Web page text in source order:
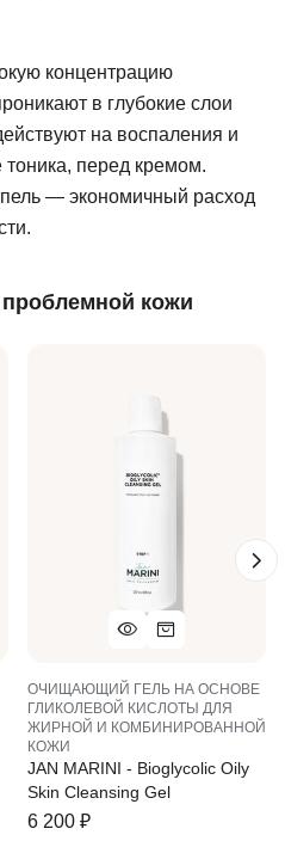
концентрацию
в глубокие слои
на воспаления и
тоника, перед кремом.
— экономичный расход
кожи
ОЧИЩАЮЩИЙ ГЕЛЬ НА ОСНОВЕ
ГЛИКОЛЕВОЙ КИСЛОТЫ ДЛЯ
ЖИРНОЙ И КОМБИНИРОВАННОЙ
КОЖИ
JAN MARINI - Bioglycolic Oily
Skin Cleansing Gel
6 200 ₽